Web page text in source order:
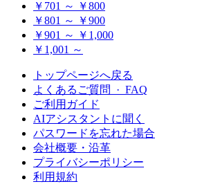
￥701 ～ ￥800
￥801 ～ ￥900
￥901 ～ ￥1,000
￥1,001 ～
トップページへ戻る
よくあるご質問 · FAQ
ご利用ガイド
AIアシスタントに聞く
パスワードを忘れた場合
会社概要・沿革
プライバシーポリシー
利用規約